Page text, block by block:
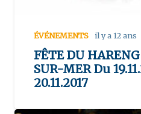
ÉVÉNEMENTS il y a 12 ans
FÊTE DU
SUR-MER Du
20.11.2017